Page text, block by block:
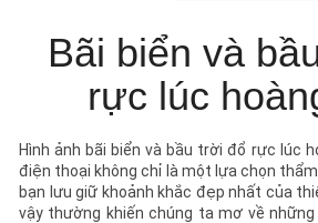
Bãi biển và
rực lúc
Hình ảnh bãi biển và bầu trời đổ rực lúc
điện thoại không chỉ là một lựa chọn
bạn lưu giữ khoảnh khắc đẹp nhất của
vậy thường khiến chúng ta mơ về những